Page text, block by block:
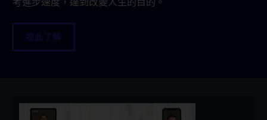
按此了解